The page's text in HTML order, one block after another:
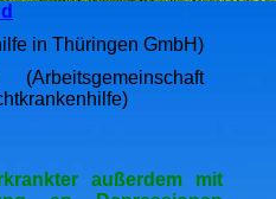
in Thüringen GmbH)
(Arbeitsgemeinschaft
außerdem mit